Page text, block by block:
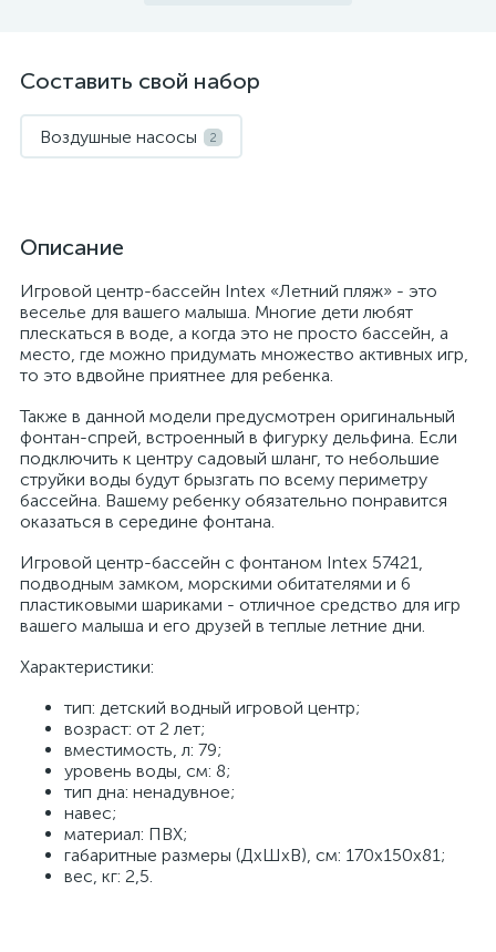
Составить свой набор
Воздушные насосы 2
Описание
Игровой центр-бассейн Intex «Летний пляж» - это
веселье для вашего малыша. Многие дети любят
плескаться в воде, а когда это не просто бассейн, а
место, где можно придумать множество активных игр,
то это вдвойне приятнее для ребенка.
Также в данной модели предусмотрен оригинальный
фонтан-спрей, встроенный в фигурку дельфина. Если
подключить к центру садовый шланг, то небольшие
струйки воды будут брызгать по всему периметру
бассейна. Вашему ребенку обязательно понравится
оказаться в середине фонтана.
Игровой центр-бассейн с фонтаном Intex 57421,
подводным замком, морскими обитателями и 6
пластиковыми шариками - отличное средство для игр
вашего малыша и его друзей в теплые летние дни.
Характеристики:
тип: детский водный игровой центр;
возраст: от 2 лет;
вместимость, л: 79;
уровень воды, см: 8;
тип дна: ненадувное;
навес;
материал: ПВХ;
габаритные размеры (ДхШхВ), см: 170х150х81;
вес, кг: 2,5.